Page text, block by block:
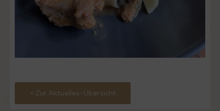
< Zur Aktuelles-Übersicht